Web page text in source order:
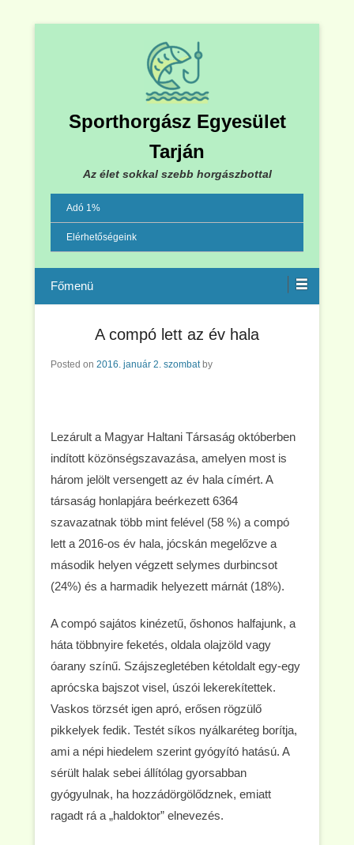
Sporthorgász Egyesület
Tarján
Az élet sokkal szebb horgászbottal
Adó 1%
Elérhetőségeink
Menu
A compó lett az év hala
Posted on 2016. január 2. szombatby
Lezárult a Magyar Haltani Társaság októberben
indított közönségszavazása, amelyen most is
három jelölt versengett az év hala címért. A
társaság honlapjára beérkezett 6364
szavazatnak több mint felével (58 %) a compó
lett a 2016-os év hala, jócskán megelőzve a
második helyen végzett selymes durbincsot
(24%) és a harmadik helyezett márnát (18%).
A compó sajátos kinézetű, őshonos halfajunk, a
háta többnyire feketés, oldala olajzöld vagy
óarany színű. Szájszegletében kétoldalt egy-egy
aprócska bajszot visel, úszói lekerekítettek.
Vaskos törzsét igen apró, erősen rögzülő
pikkelyek fedik. Testét síkos nyálkaréteg borítja,
ami a népi hiedelem szerint gyógyító hatású. A
sérült halak sebei állítólag gyorsabban
gyógyulnak, ha hozzádörgölődznek, emiatt
ragadt rá a „haldoktor” elnevezés.